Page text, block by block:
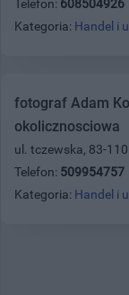
Telefon: 608504926
Kategoria: Handel i
fotograf Adam
okolicznosciowa
ul. tczewska, 83-
Telefon: 509954757
Kategoria: Handel i